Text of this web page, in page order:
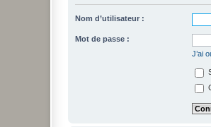
Nom d’utilisateur :
Mot de passe :
J’ai